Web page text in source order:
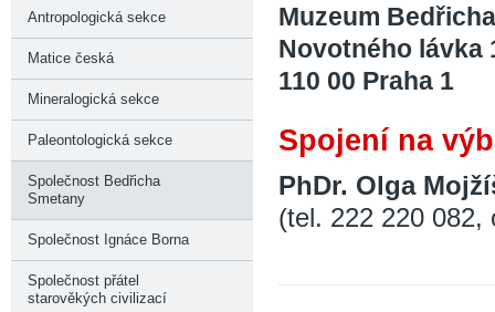
Muzeum
Novotného lávka
110 00 Praha 1
Spojení na
PhDr. Olga
(tel. 222 220 082,
Antropologická sekce
Matice česká
Mineralogická sekce
Paleontologická sekce
Společnost Bedřicha
Smetany
Společnost Ignáce Borna
Společnost přátel
starověkých civilizací